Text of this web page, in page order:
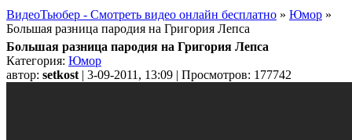
ВидеоТьюбер - Смотреть видео онлайн бесплатно » Юмор »
Большая разница пародия на Григория Лепса
Большая разница пародия на Григория Лепса
Категория: Юмор
автор: setkost | 3-09-2011, 13:09 | Просмотров: 177742